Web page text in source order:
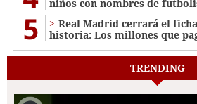
niños con nombres de
5
Real Madrid cerrará el
historia: Los millones que
TRENDING